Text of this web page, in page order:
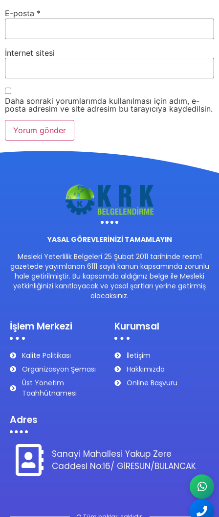
E-posta *
İnternet sitesi
Daha sonraki yorumlarımda kullanılması için adım, e-
posta adresim ve site adresim bu tarayıcıya kaydedilsin.
YASAL GÖREVLERİNİZİ TAMAMLAYIN
Mesleki Yeterlilik Belgeleri 25 Şubat 2011 tarihinde resmî
gazetede yayımlanan 6111 sayılı kanun kapsamında zorunlu
hale getirilmiştir. Bu kapsamda aldığınız belge ile Mesleki
yetkinliğinizi kanıtlayacak ve yasal şartları yerine getirmiş
olacaksınız.
İşlem Merkezi
Kalite Politikası
Organizasyon Şeması
Üst Yönetim
Taahhütnamesi
Kurumsal
İletişim
Hakkımızda
Online Başvuru
Adres
Sanayi Mahallesi Yakup Zere
Caddesi No:16/ GİRESUN/BULANCAK